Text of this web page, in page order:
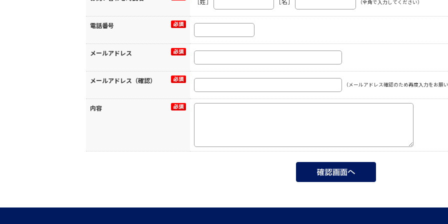
（全角で入力してください）
電話番号
メールアドレス
メールアドレス（確認）
（メールアドレス確認のため再度入力をお願
内容